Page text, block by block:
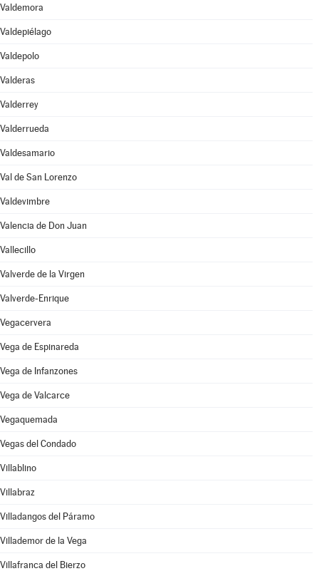
Valdemora
Valdepiélago
Valdepolo
Valderas
Valderrey
Valderrueda
Valdesamario
Val de San Lorenzo
Valdevimbre
Valencia de Don Juan
Vallecillo
Valverde de la Virgen
Valverde-Enrique
Vegacervera
Vega de Espinareda
Vega de Infanzones
Vega de Valcarce
Vegaquemada
Vegas del Condado
Villablino
Villabraz
Villadangos del Páramo
Villademor de la Vega
Villafranca del Bierzo